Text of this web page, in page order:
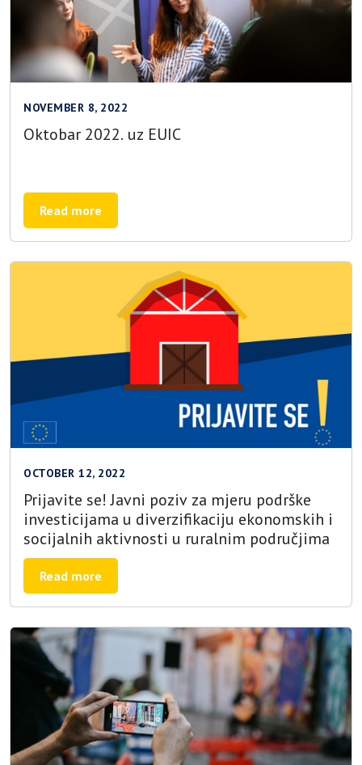
NOVEMBER 8, 2022
Oktobar 2022. uz EUIC
Read more
OCTOBER 12, 2022
Prijavite se! Javni poziv za mjeru podrške
investicijama u diverzifikaciju ekonomskih i
socijalnih aktivnosti u ruralnim područjima
Read more